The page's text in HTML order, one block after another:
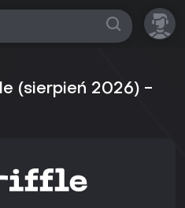
(sierpień 2026) -